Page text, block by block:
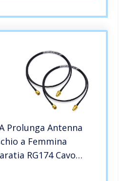
Prolunga Antenna
a Femmina
RG174 Cavo
Router